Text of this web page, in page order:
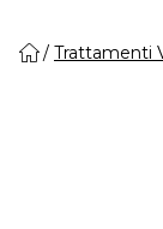
Trattamenti